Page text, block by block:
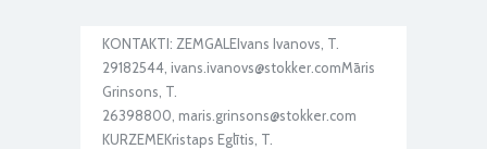
KONTAKTI: ZEMGALEIvans Ivanovs, T.
29182544, ivans.ivanovs@stokker.comMāris
Grinsons, T.
26398800, maris.grinsons@stokker.com
KURZEMEKristaps Eglītis, T.